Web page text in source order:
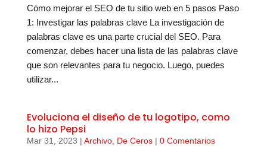
Cómo mejorar el SEO de tu sitio web en 5 pasos Paso
1: Investigar las palabras clave La investigación de
palabras clave es una parte crucial del SEO. Para
comenzar, debes hacer una lista de las palabras clave
que son relevantes para tu negocio. Luego, puedes
utilizar...
Evoluciona el diseño de tu logotipo, como
lo hizo Pepsi
Mar 31, 2023 | Archivo, De Ceros| 0 Comentarios